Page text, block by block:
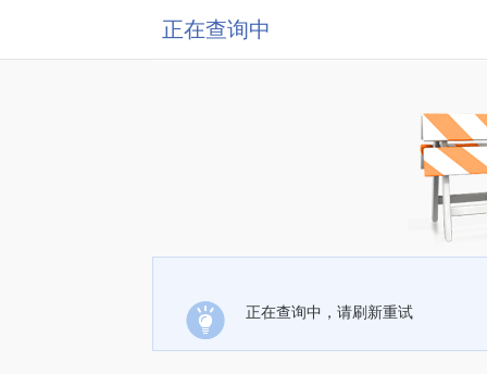
正在查询中
正在查询中，请刷新重试